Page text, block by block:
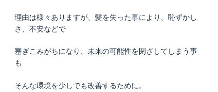
理由は様々ありますが、髪を失った事により、恥ずかし
さ、不安などで
塞ぎこみがちになり、未来の可能性を閉ざしてしまう事
も
そんな環境を少しでも改善するために。